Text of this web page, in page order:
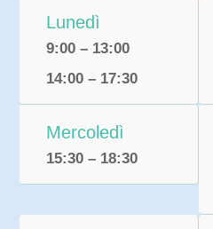
Lunedì
9:00 – 13:00
14:00 – 17:30
Mercoledì
15:30 – 18:30